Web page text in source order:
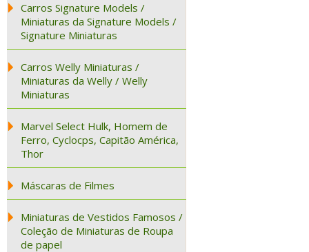
Carros Signature Models /
Miniaturas da Signature Models /
Signature Miniaturas
Carros Welly Miniaturas /
Miniaturas da Welly / Welly
Miniaturas
Marvel Select Hulk, Homem de
Ferro, Cyclocps, Capitão América,
Thor
Máscaras de Filmes
Miniaturas de Vestidos Famosos /
Coleção de Miniaturas de Roupa
de papel